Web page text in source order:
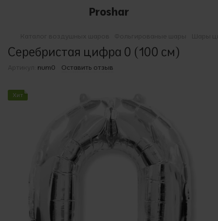
Proshar
Серебристая цифра 0 (100 см)
num0 Оставить отзыв
Хит